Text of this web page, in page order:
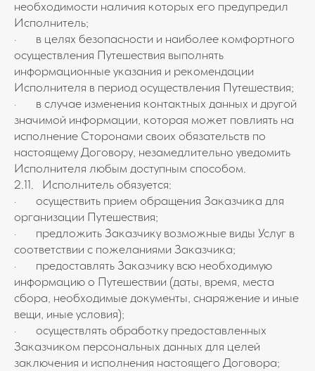
необходимости наличия которых его предупредил
Исполнитель;
· в целях безопасности и наиболее комфортного
осуществления Путешествия выполнять
информационные указания и рекомендации
Исполнителя в период осуществления Путешествия;
· в случае изменения контактных данных и другой
значимой информации, которая может повлиять на
исполнение Сторонами своих обязательств по
настоящему Договору, незамедлительно уведомить
Исполнителя любым доступным способом.
2.11. Исполнитель обязуется:
· осуществить прием обращения Заказчика для
организации Путешествия;
· предложить Заказчику возможные виды Услуг в
соответствии с пожеланиями Заказчика;
· предоставлять Заказчику всю необходимую
информацию о Путешествии (даты, время, места
сбора, необходимые документы, снаряжение и иные
вещи, иные условия);
· осуществлять обработку предоставленных
Заказчиком персональных данных для целей
заключения и исполнения настоящего Договора;